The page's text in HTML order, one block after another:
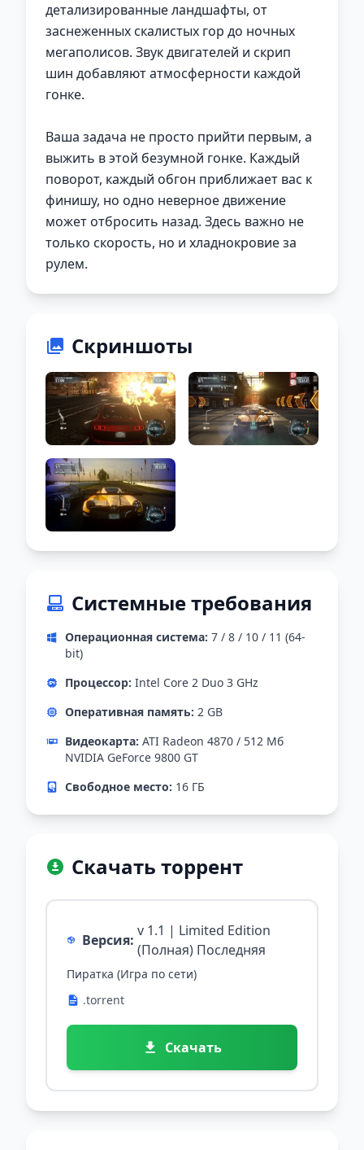
детализированные ландшафты, от
заснеженных скалистых гор до ночных
мегаполисов. Звук двигателей и скрип
шин добавляют атмосферности каждой
гонке.
Ваша задача не просто прийти первым, а
выжить в этой безумной гонке. Каждый
поворот, каждый обгон приближает вас к
финишу, но одно неверное движение
может отбросить назад. Здесь важно не
только скорость, но и хладнокровие за
рулем.
Скриншоты
Системные требования
Операционная система: 7 / 8 / 10 / 11 (64-
bit)
Процессор: Intel Core 2 Duo 3 GHz
Оперативная память: 2 GB
Видеокарта: ATI Radeon 4870 / 512 Мб
NVIDIA GeForce 9800 GT
Свободное место: 16 ГБ
Скачать торрент
Версия:
v 1.1 | Limited Edition
(Полная) Последняя
Пиратка (Игра по сети)
.torrent
Скачать